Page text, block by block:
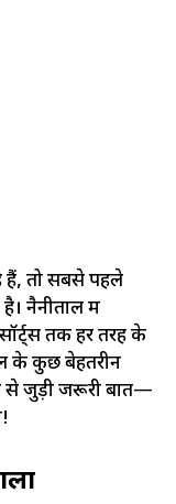
हैं, तो सबसे पहले
नैनीताल में
तक हर तरह के
के कुछ बेहतरीन
से जुड़ी जरूरी बातें—